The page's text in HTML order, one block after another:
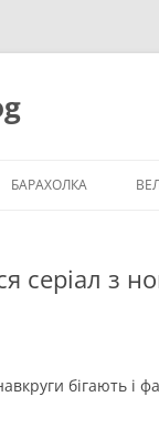
БАРАХОЛКА
серіал з
бігають і